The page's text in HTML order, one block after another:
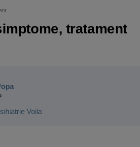
tratament
Voila